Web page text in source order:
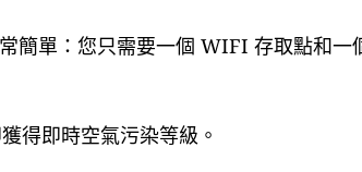
簡單：您只需要一個 WIFI 存取點和一
得即時空氣污染等級。